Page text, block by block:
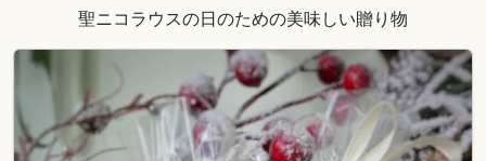
聖ニコラウスの日のための美味しい贈り物